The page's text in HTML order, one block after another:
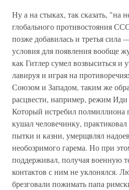
Ну а на стыках, так сказать, "на
глобального противостояния
позже добавилась и третья сила
условия для появления вообще
как Гитлер сумел возвыситься и
лавируя и играя на
Союзом и Западом, таким же
расцвести, например, режим
Который истребил полмиллиона
кушал человечинку,
пытки и казни, умерщвлял
необозримого гарема. Но при
поддерживал, получая военную
контактов с ним не уклонялся.
брезговали пожимать папа